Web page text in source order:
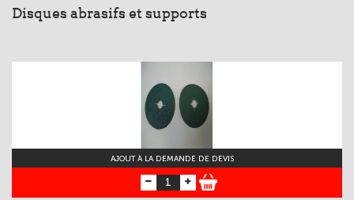
Disques abrasifs et supports
AJOUT À LA DEMANDE DE DEVIS